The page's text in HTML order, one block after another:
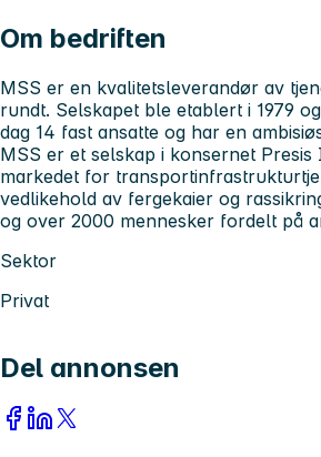
Om bedriften
MSS er en kvalitetsleverandør av
rundt. Selskapet ble etablert i 1979
dag 14 fast ansatte og har en
MSS er et selskap i konsernet
markedet for
vedlikehold av fergekaier og
og over 2000 mennesker fordelt på
Sektor
Privat
Del annonsen